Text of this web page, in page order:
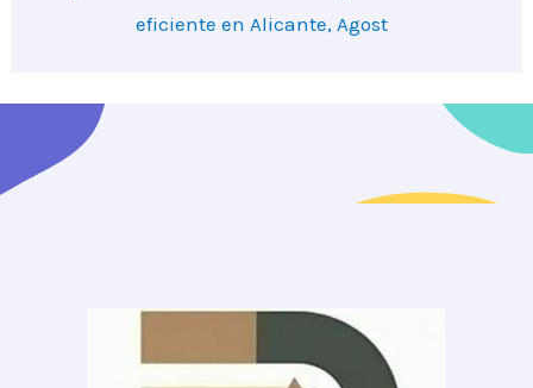
eficiente en Alicante, Agost